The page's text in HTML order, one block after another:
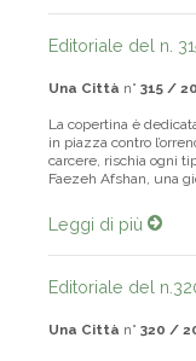
Editoriale del n.
Una Città n° 315 /
La copertina è
in piazza contro
carcere, rischia ogni
Faezeh Afshan, una
Leggi di più
Editoriale del
Una Città n° 320 /